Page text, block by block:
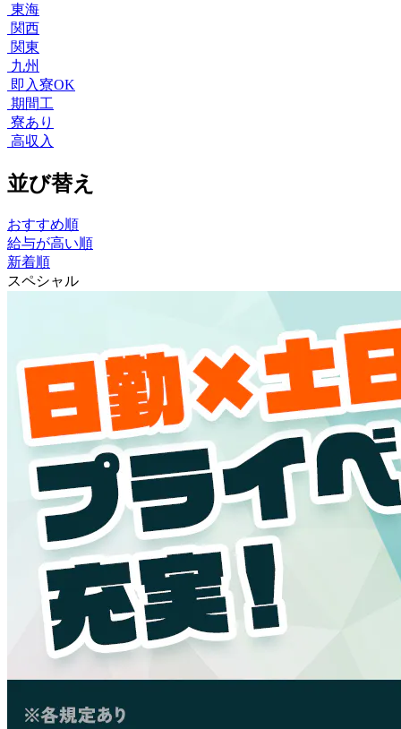
東海
関西
関東
九州
即入寮OK
期間工
寮あり
高収入
並び替え
おすすめ順
給与が高い順
新着順
スペシャル